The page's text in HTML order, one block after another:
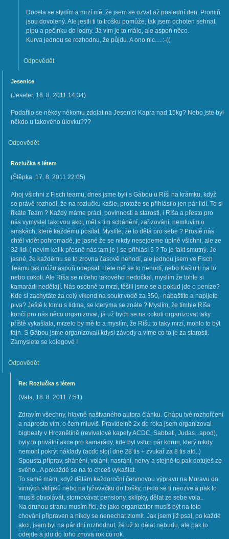
Docela se stydím a mrzí mě, že jsem se ozval až poslední den. Promiň
jsou dovolený. Ale jestli ti to trošku pomůže, tak jsem ochoten sehnat
pípu a pečínku do lodny. Já vím je to málo, ale aspoň něco.
Kurva jednou se rozhodnu, že půjdu. A ono nic.....:-((
Odpovědět
Jesenice
(Jeseter, 18. 8. 2011 14:34)
Podařilo se někdy někomu zdolat na Jesenici Kapra nad 15kg? Nebo jste byl
někdo u takového úlovku???
Odpovědět
Rozlučka s létem
(Štěpka, 17. 8. 2011 22:05)
Ahoj všichni z Fisch teamu, dnes jsme byli s Gábou u Ríši na krámku, když
se právě rozhodl, že na rozlučku kašle, protože se přihlásilo jen pár lidí. To si
říkáte Team ? Každý máme práci, povinnosti a starosti, i Ríša a přesto pro
nás vymyslel takovou akci, měl s tim schánění, zařizování, nemluvím o
smskách, které každému posílal. Myslíte, že to dělá pro sebe ? Prostě nás
chtěl vidět pohromadě, je jasné že se nikdy nesejdeme úplně všichni, ale ze
32 lidí ( nevím kolik přesně nás tam je ) se přihlásí 5 ? To je fakt smutný. Je
jasné, že každému se to zrovna časově nehodí, ale jednou jsem ve Fisch
Teamu tak můžu aspoň odepsat: Hele mě se to nehodí, nebo Kašlu ti na to
nebo cokoli. Ale Ríša se ničeho takového nedočkal, myslím že tohle si
kamarádi nedělají. Nás osobně to mrzí, těšili jsme se a pokud jde o peníze?
Kde si zachytáte za celý víkend na soukr.vodě za 350,- nabaštíte a napijete
piva? Ještě k tomu s lidma, se kterýma se znáte ? Myslím, že tímhle Ríša
končí pro nás něco organizovat, já už bych se na cokoli organizovat taky
příště vykašlala, mrzelo by mě to a myslím, že Ríšu to taky mrzí, mohlo to být
fajn. S Gábou jsme organizovali kdysi závody a víme co to je za starosti.
Zamyslete se kolegové !
Odpovědět
Re: Rozlučka s létem
(Vata, 18. 8. 2011 7:51)
Zdravím všechny, hlavně naštvaného autora článku. Chápu tvé rozhořčení
a naprosto vím, o čem mluvíš. Pravidelně 2x do roka jsem organizoval
bigbeaty v Hroznětíně (revivalové kapely ACDC, Sabbati, Judas...apod),
byly to privátní akce pro kamarády, kde byl vstup pár korun, který nikdy
nemohl pokrýt náklady (acdc stojí dne 28 tis + zvukař za 8 tis atd..)
Spousta příprav, shánění, volání, nasrání, nervy a stejně to pak dotuješ ze
svého...A pokaždé se na to chceš vykašlat.
To samé mám, když dělám každoroční červnovou výpravu na Moravu do
vinných sklípků nebo na lyžovačku do Itošky, nikdo se ti neozve a pak to
musíš obvolávát, stornovávat pensiony, sklípky, dělat ze sebe vola..
Na druhou stranu musím říci, že jako organizátor musíš být na toto
chování připraven a nikdy se nenechat zlomit. Jak jsem již psal, po každé
akci, jsem byl na pár dní rozhodnut, že už to dělat nebudu, ale pak to
odejde a jdu do toho znova rok co rok.